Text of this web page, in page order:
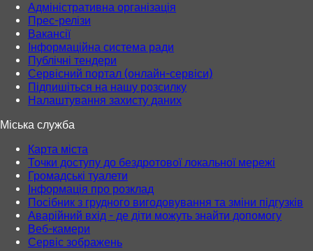
Адміністративна організація
Прес-релізи
Вакансії
Інформаційна система ради
Публічні тендери
Сервісний портал (онлайн-сервіси)
Підпишіться на нашу розсилку
Налаштування захисту даних
Міська служба
Карта міста
Точки доступу до бездротової локальної мережі
Громадські туалети
Інформація про розклад
Посібник з грудного вигодовування та зміни підгузків
Аварійний вхід - де діти можуть знайти допомогу
Веб-камери
Сервіс зображень